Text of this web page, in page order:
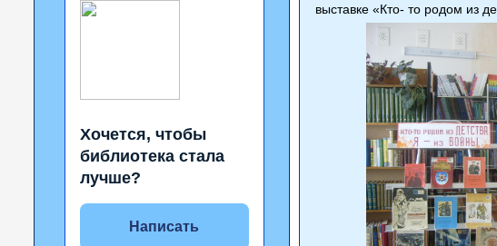
Хочется, чтобы
библиотека стала
лучше?
Написать
выставке «Кто- то родом из